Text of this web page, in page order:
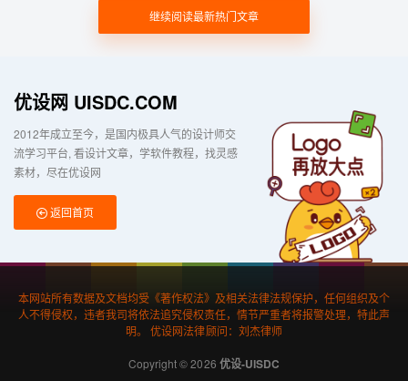
继续阅读最新热门文章
优设网 UISDC.COM
2012年成立至今，是国内极具人气的设计师交
流学习平台 看设计文章，学软件教程，找灵感
素材，尽在优设网
返回首页
本网站所有数据及文档均受《著作权法》及相关法律法规保护，任何组织及个
人不得侵权，违者我司将依法追究侵权责任，情节严重者将报警处理，特此声
明。 优设网法律顾问：刘杰律师
Copyright © 2026 优设-UISDC